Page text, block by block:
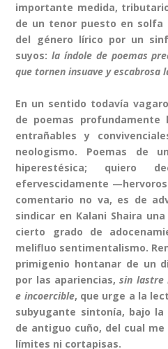
importante medida,
de un tenor puesto en solfa
del género lírico por un
suyos:la índole de poemas
que tornen insuave y escabrosa
En un sentido todavía
de poemas profundamente
entrañables y
neologismo. Poemas de
hiperestésica; quiero
efervescidamente
comentario no va, es de
sindicar en Kalani Shaira
cierto grado de
melifluo sentimentalismo.
primigenio hontanar de un
por las apariencias,sin lastre
e incoercible, que urge a la
subyugante sintonía, bajo
de antiguo cuño, del cual
límites ni cortapisas.